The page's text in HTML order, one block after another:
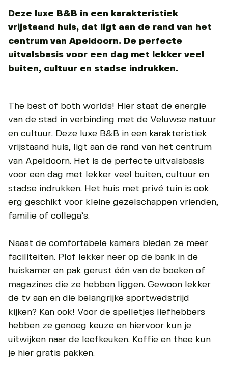
Deze luxe B&B in een karakteristiek
vrijstaand huis, dat ligt aan de rand van het
centrum van Apeldoorn. De perfecte
uitvalsbasis voor een dag met lekker veel
buiten, cultuur en stadse indrukken.
The best of both worlds! Hier staat de energie
van de stad in verbinding met de Veluwse natuur
en cultuur. Deze luxe B&B in een karakteristiek
vrijstaand huis, ligt aan de rand van het centrum
van Apeldoorn. Het is de perfecte uitvalsbasis
voor een dag met lekker veel buiten, cultuur en
stadse indrukken. Het huis met privé tuin is ook
erg geschikt voor kleine gezelschappen vrienden,
familie of collega’s.
Naast de comfortabele kamers bieden ze meer
faciliteiten. Plof lekker neer op de bank in de
huiskamer en pak gerust één van de boeken of
magazines die ze hebben liggen. Gewoon lekker
de tv aan en die belangrijke sportwedstrijd
kijken? Kan ook! Voor de spelletjes liefhebbers
hebben ze genoeg keuze en hiervoor kun je
uitwijken naar de leefkeuken. Koffie en thee kun
je hier gratis pakken.